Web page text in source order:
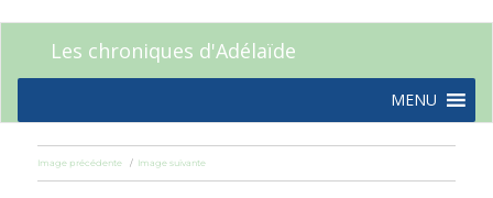
Les chroniques d'Adélaïde
MENU
Image précédente Image suivante